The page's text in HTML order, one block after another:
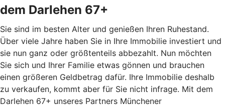
dem Darlehen 67+
Sie sind im besten Alter und genießen Ihren Ruhestand.
Über viele Jahre haben Sie in Ihre Immobilie investiert und
sie nun ganz oder größtenteils abbezahlt. Nun möchten
Sie sich und Ihrer Familie etwas gönnen und brauchen
einen größeren Geldbetrag dafür. Ihre Immobilie deshalb
zu verkaufen, kommt aber für Sie nicht infrage. Mit dem
Darlehen 67+ unseres Partners Münchener